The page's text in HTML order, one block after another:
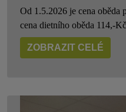
Od 1.5.2026 je cena
cena dietního oběda 114,-
ZOBRAZIT CELÉ